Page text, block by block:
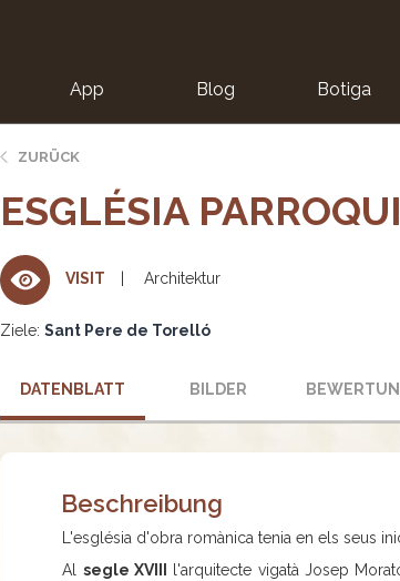
App Blog Botiga
ZURÜCK
ESGLÉSIA
VISIT Architektur
Ziele: Sant Pere de Torelló
DATENBLATT BILDER
Beschreibung
L'església d'obra romànica tenia en els seus
Al segle XVIII
l'arquitecte vigatà Josep